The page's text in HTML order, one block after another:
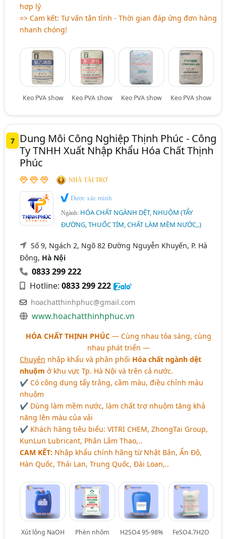
hợp lý
=> Cam kết: Tư vấn tận tình - Thời gian đáp ứng đơn hàng
nhanh chóng!
Keo PVA show Keo PVA show Keo PVA show Keo PVA show
7
Dung Môi Công Nghiệp Thịnh Phúc - Công
Ty TNHH Xuất Nhập Khẩu Hóa Chất Thịnh
Phúc
NHÀ TÀI TRỢ
Được xác minh
Ngành: HÓA CHẤT NGÀNH DỆT, NHUỘM (TẨY
ĐƯỜNG, THUỐC TÍM, CHẤT LÀM MỀM NƯỚC,.)
Số 9, Ngách 2, Ngõ 82 Đường Nguyễn Khuyến, P. Hà
Đông, Hà Nội
0833 299 222
Hotline:0833 299 222
hoachatthinhphuc@gmail.com
www.hoachatthinhphuc.vn
HÓA CHẤT THỊNH PHÚC — Cùng nhau tỏa sáng, cùng
nhau phát triển —
Chuyên nhập khẩu và phân phối Hóa chất ngành dệt
nhuộm ở khu vực Tp. Hà Nội và trên cả nước.
✔ Có công dụng tẩy trắng, cầm màu, điều chỉnh màu
nhuộm
✔ Dùng làm mềm nước, làm chất trợ nhuộm tăng khả
năng lên màu của vải
✔ Khách hàng tiêu biểu: VITRI CHEM, ZhongTai Group,
KunLun Lubricant, Phân Lâm Thao,..
CAM KẾT: Nhập khẩu chính hãng từ Nhật Bản, Ấn Độ,
Hàn Quốc, Thái Lan, Trung Quốc, Đài Loan,..
Xút lỏng NaOH
Phèn nhôm
H2SO4 95-98%
FeSO4.7H2O